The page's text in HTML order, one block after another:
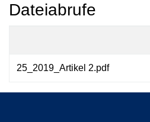
Dateiabrufe
25_2019_Artikel 2.pdf